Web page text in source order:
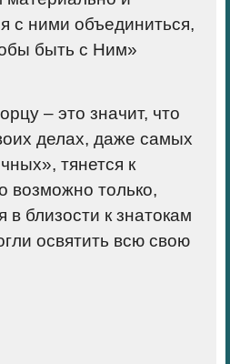
с ними объединиться,
быть с Ним»
– это значит, что
делах, даже самых
тянется к
возможно только,
в близости к знатокам
освятить всю свою